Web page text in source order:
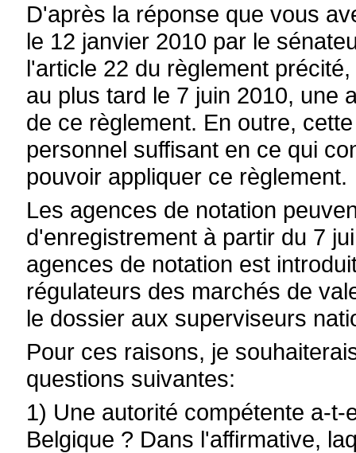
D'après la réponse que vous
le 12 janvier 2010 par le
l'article 22 du règlement
au plus tard le 7 juin 2010, une
de ce règlement. En outre,
personnel suffisant en ce qui
pouvoir appliquer ce règlement.
Les agences de notation
d'enregistrement à partir du 7
agences de notation est
régulateurs des marchés de
le dossier aux superviseurs
Pour ces raisons, je
questions suivantes:
1) Une autorité compétente a-
Belgique ? Dans l'affirmative,